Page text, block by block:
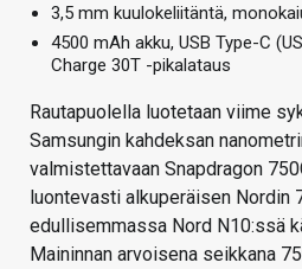
3,5 mm kuulokeliitäntä,
4500 mAh akku, USB Type-C
Charge 30T -pikalataus
Rautapuolella luotetaan viime
Samsungin kahdeksan
valmistettavaan Snapdragon
luontevasti alkuperäisen Nordin
edullisemmassa Nord N10:ssä
Maininnan arvoisena seikkana